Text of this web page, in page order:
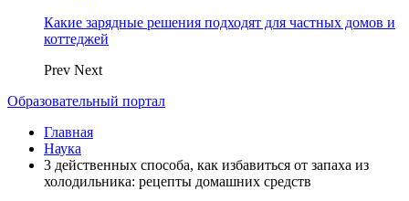
Какие зарядные решения подходят для частных домов и
коттеджей
Prev Next
Образовательный портал
Главная
Наука
3 действенных способа, как избавиться от запаха из
холодильника: рецепты домашних средств